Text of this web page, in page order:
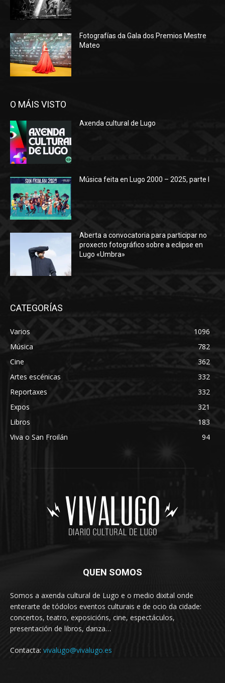
Fotografías da Gala dos Premios Mestre
Mateo
O MÁIS VISTO
Axenda cultural de Lugo
Música feita en Lugo 2000 – 2025, parte I
Aberta a convocatoria para participar no
proxecto fotográfico sobre a eclipse en
Lugo «Umbra»
CATEGORÍAS
Varios
1096
Música
782
Cine
362
Artes escénicas
332
Reportaxes
332
Expos
321
Libros
183
Viva o San Froilán
94
QUEN SOMOS
Somos a axenda cultural de Lugo e o medio dixital onde
enterarte de tódolos eventos culturais e de ocio da cidade:
concertos, teatro, exposicións, cine, espectáculos,
presentación de libros, danza…
Contacta: vivalugo@vivalugo.es